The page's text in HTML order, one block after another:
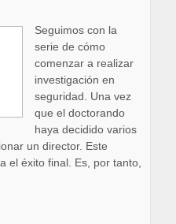
Seguimos con la
serie de cómo
comenzar a realizar
investigación en
seguridad. Una vez
que el doctorando
haya decidido varios
un director. Este
el éxito final. Es, por tanto,